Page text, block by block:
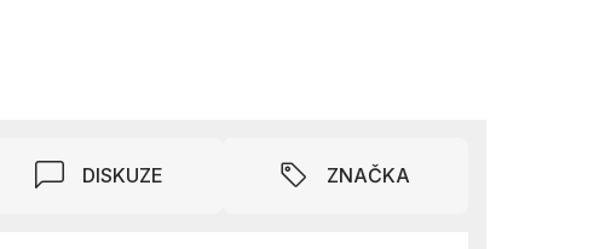
DISKUZE ZNAČKA